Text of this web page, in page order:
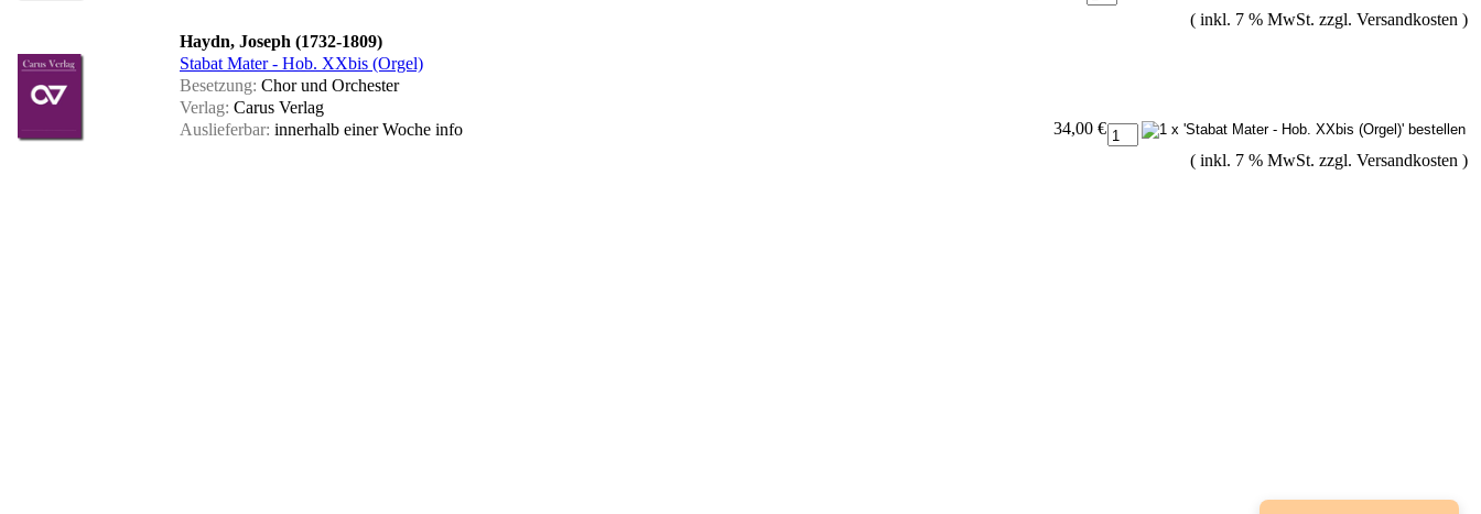
( inkl. 7 % MwSt. zzgl. Versandkosten )
Haydn, Joseph (1732-1809)
Stabat Mater - Hob. XXbis (Orgel)
Besetzung: Chor und Orchester
Verlag: Carus Verlag
Auslieferbar: innerhalb einer Woche info
34,00 €
( inkl. 7 % MwSt. zzgl. Versandkosten )